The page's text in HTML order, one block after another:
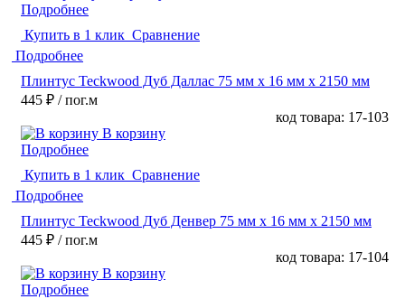
Подробнее
Купить в 1 клик Сравнение
Подробнее
Плинтус Teckwood Дуб Даллас 75 мм х 16 мм х 2150 мм
445 ₽ / пог.м
код товара: 17-103
В корзину
Подробнее
Купить в 1 клик Сравнение
Подробнее
Плинтус Teckwood Дуб Денвер 75 мм х 16 мм х 2150 мм
445 ₽ / пог.м
код товара: 17-104
В корзину
Подробнее